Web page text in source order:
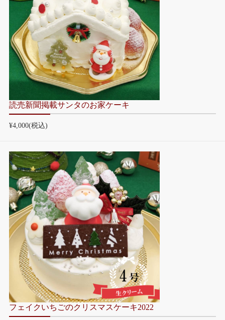
読売新聞掲載サンタのお家ケーキ
¥4,000(税込)
フェイクいちごのクリスマスケーキ2022